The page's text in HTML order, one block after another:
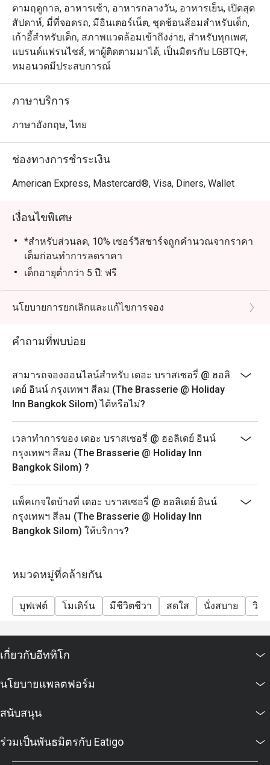
เมนูไฮไลท์ประจำเดือนสิงหาคม
-วันจันทร์
ขาแกะอบเคลือบสมุนไพร เสิร์ฟพร้อมซอสโรสแมรี่
หอยแมลงภู่เสิร์ฟพร้อมเฟรนช์ฟรายส์ (ซอสมารินิแยร์ | ซอส
ต้มยำหอยแมลงภู่
-วันอังคาร
สเตชั่นสไตล์ญี่ปุ่น (ไก่คาราเกะ หมูทงคัตสึ ทาโกะยากิ)
-วันพุธ
พิคานยา เนื้อส่วนฝาสะโพกสไตล์บราซิล
สะโพกไก่หมักเครื่องเทศสไตล์ลาติน
ไส้กรอกโชริโซ
สเตชันเอมปานาดาทอดสไตล์ลาติน
รสชาติแนะนำ (เนื้อสไตล์ครีโอล, ไก่และพริกอาฮีอามาริโย,
ผักโขมและชีส)
-วันพฤหัสบดี
สเตชั่นพาสต้าและพิซซ่า
สเต๊กเนื้อวากิว
อาหารอินเดียต้นตำรับ
ซี่โครงหมูสไตล์จีน
ขนมจีนน้ำยา
-วันอาทิตย์
ข้าวขาหมู
ข้าวซอยไก่
ตามฤดูกาล, อาหารเช้า, อาหารกลางวัน, อาหารเย็น, เปิดสุด
สัปดาห์, มี่ที่จอดรถ, มีอินเตอร์เน็ต, ชุดช้อนส้อมสำหรับเด็ก,
เก้าอี้สำหรับเด็ก, สภาพแวดล้อมเข้าถึงง่าย, สำหรับทุกเพศ,
แบรนด์แฟรนไชส์, พาผู้ติดตามมาได้, เป็นมิตรกับ LGBTQ+,
หมอนวดมีประสบการณ์
ภาษาบริการ
ภาษาอังกฤษ, ไทย
ช่องทางการชำระเงิน
American Express, Mastercard®, Visa, Diners, Wallet
เงื่อนไขพิเศษ
*สำหรับส่วนลด, 10% เซอร์วิสชาร์จถูกคำนวณจากราคา
เต็มก่อนทำการลดราคา
เด็กอายุต่ำกว่า 5 ปี: ฟรี
เด็กอายุระหว่าง 5 ถึง 12 ปี: ลดราคา 50% จากราคาปกติ
เด็กอายุ 13 ปีขึ้นไป: ถือเป็นผู้ใหญ่และจะต้องจ่ายในราคา
สิทธิพิเศษสำหรับเจ้าของวันเกิด: รับฟรี! เค้กวันเกิด เมื่อ
(เงื่อนไข: กรุณาจองล่วงหน้าอย่างน้อย 24 ชั่วโมง และ
ระบุข้อความ "ฉลองวันเกิด" ในรายละเอียดการจอง)
FAQ
ตอบ:
The Brasserie เป็นห้องอาหารหลักของโรงแรม Holiday
Inn Bangkok Silom ครับ
เป็นแบบ ออลเดย์ไดน์นิ่ง (All-day dining) ให้บริการ
อาหารนานาชาติทั้งเอเชียและตะวันตก 🍱
จุดเด่นคือมี ครัวเปิด (Live Station) ให้เชฟทำอาหารสด ๆ
เช่น มุมก๋วยเตี๋ยว พาสต้า ทันดูรี และเทปปันยากิ
ถาม: ร้านเปิดกี่โมงบ้างคะ?
ตอบ:
เปิดทุกวันเลยครับ ตั้งแต่ 06.00 – 22.00 น.
🍱 บุฟเฟต์กลางวัน: 12.00 – 14.30 น.
🍽️ บุฟเฟต์มื้อเย็น: 18.00 – 22.00 น.
เลยครับ
ตอบ:
ถ้ามาวันธรรมดาช่วงกลางวัน เดินเข้าได้เลยครับ
นโยบายการยกเลิกและแก้ไขการจอง
คำถามที่พบบ่อย
สามารถจองออนไลน์สำหรับ เดอะ บราสเซอรี่ @ ฮอลิ
เดย์ อินน์ กรุงเทพฯ สีลม (The Brasserie @ Holiday
Inn Bangkok Silom) ได้หรือไม่?
เวลาทำการของ เดอะ บราสเซอรี่ @ ฮอลิเดย์ อินน์
กรุงเทพฯ สีลม (The Brasserie @ Holiday Inn
Bangkok Silom) ?
แพ็คเกจใดบ้างที่ เดอะ บราสเซอรี่ @ ฮอลิเดย์ อินน์
กรุงเทพฯ สีลม (The Brasserie @ Holiday Inn
Bangkok Silom) ให้บริการ?
หมวดหมู่ที่คล้ายกัน
บุฟเฟต์ โมเดิร์น มีชีวิตชีวา สดใส นั่งสบาย วิว
เกี่ยวกับอีททิโก
นโยบายแพลตฟอร์ม
สนับสนุน
ร่วมเป็นพันธมิตรกับ Eatigo